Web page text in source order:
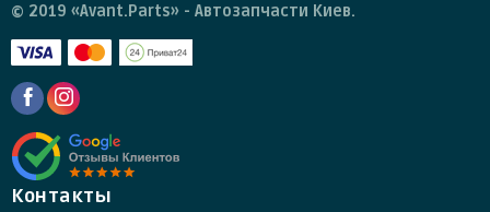
© 2019 «Avant.Parts» - Автозапчасти Киев.
Контакты